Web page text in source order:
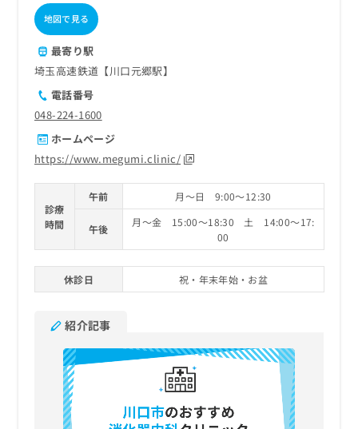
地図で見る
最寄り駅
埼玉高速鉄道【川口元郷駅】
電話番号
048-224-1600
ホームページ
https://www.megumi.clinic/
診療
時間
午前 月～日 9:00～12:30
午後
月～金 15:00～18:30 土 14:00～17:
00
休診日 祝・年末年始・お盆
紹介記事